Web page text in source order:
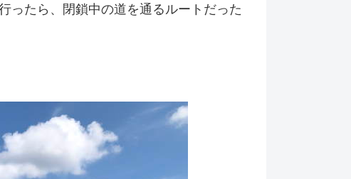
ったら、閉鎖中の道を通るルートだった